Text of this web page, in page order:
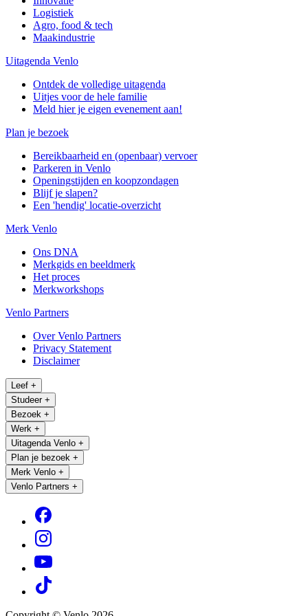
Logistiek
Agro, food & tech
Maakindustrie
Uitagenda Venlo
Ontdek de volledige uitagenda
Uitjes voor de hele familie
Meld hier je eigen evenement aan!
Plan je bezoek
Bereikbaarheid en (openbaar) vervoer
Parkeren in Venlo
Openingstijden en koopzondagen
Blijf je slapen?
Een 'hendig' locatie-overzicht
Merk Venlo
Ons DNA
Merkgids en beeldmerk
Het proces
Merkworkshops
Venlo Partners
Over Venlo Partners
Privacy Statement
Disclaimer
Leef +
Studeer +
Bezoek +
Werk +
Uitagenda Venlo +
Plan je bezoek +
Merk Venlo +
Venlo Partners +